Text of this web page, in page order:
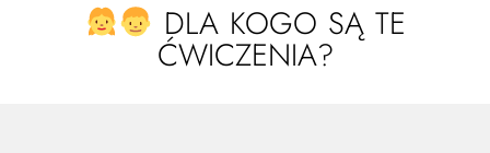
DLA KOGO SĄ TE
ĆWICZENIA?